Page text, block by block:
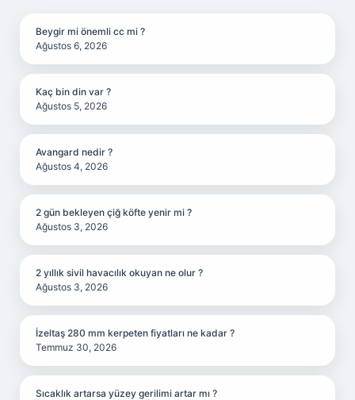
Beygir mi önemli cc mi ?
Ağustos 6, 2026
Kaç bin din var ?
Ağustos 5, 2026
Avangard nedir ?
Ağustos 4, 2026
2 gün bekleyen çiğ köfte yenir mi ?
Ağustos 3, 2026
2 yıllık sivil havacılık okuyan ne olur ?
Ağustos 3, 2026
İzeltaş 280 mm kerpeten fiyatları ne kadar ?
Temmuz 30, 2026
Sıcaklık artarsa yüzey gerilimi artar mı ?